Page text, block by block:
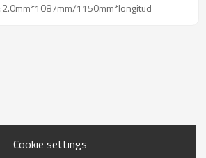
1150mm*longitud
Cookie settings